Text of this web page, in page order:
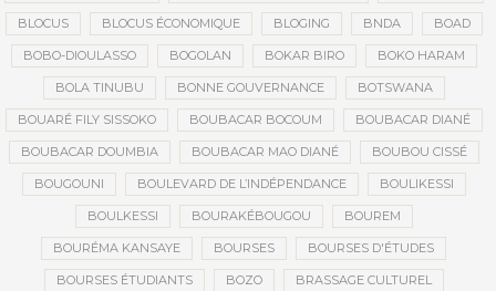
BLOCUS BLOCUS ÉCONOMIQUE BLOGING BNDA BOAD
BOBO-DIOULASSO BOGOLAN BOKAR BIRO BOKO HARAM
BOLA TINUBU BONNE GOUVERNANCE BOTSWANA
BOUARÉ FILY SISSOKO BOUBACAR BOCOUM BOUBACAR DIANÉ
BOUBACAR DOUMBIA BOUBACAR MAO DIANÉ BOUBOU CISSÉ
BOUGOUNI BOULEVARD DE L’INDÉPENDANCE BOULIKESSI
BOULKESSI BOURAKÉBOUGOU BOUREM
BOURÉMA KANSAYE BOURSES BOURSES D'ÉTUDES
BOURSES ÉTUDIANTS BOZO BRASSAGE CULTUREL